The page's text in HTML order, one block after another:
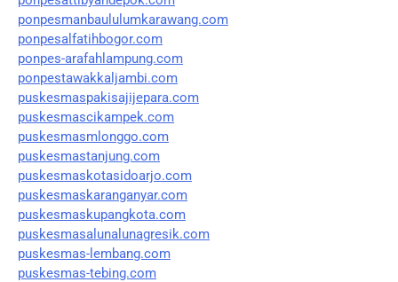
ponpesmanbaululumkarawang.com
ponpesalfatihbogor.com
ponpes-arafahlampung.com
ponpestawakkaljambi.com
puskesmaspakisajijepara.com
puskesmascikampek.com
puskesmasmlonggo.com
puskesmastanjung.com
puskesmaskotasidoarjo.com
puskesmaskaranganyar.com
puskesmaskupangkota.com
puskesmasalunalunagresik.com
puskesmas-lembang.com
puskesmas-tebing.com